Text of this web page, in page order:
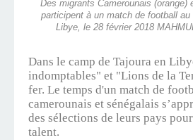
Des migrants Camerounais (orange)
participent à un match de football au
Libye, le 28 février 2018
Dans le camp de Tajoura en
indomptables" et "Lions de la
fer. Le temps d'un match de
camerounais et sénégalais
des sélections de leurs pays
talent.